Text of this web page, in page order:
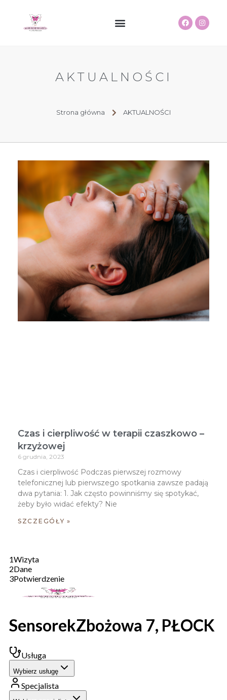
AKTUALNOŚCI
Strona główna AKTUALNOŚCI
Czas i cierpliwość w terapii czaszkowo –
krzyżowej
6 grudnia, 2023
Czas i cierpliwość Podczas pierwszej rozmowy
telefonicznej lub pierwszego spotkania zawsze padają
dwa pytania: 1. Jak często powinniśmy się spotykać,
żeby było widać efekty? Nie
SZCZEGÓŁY »